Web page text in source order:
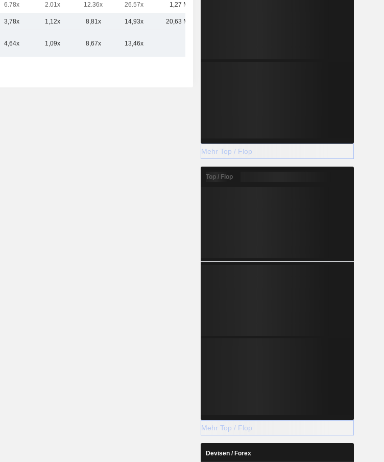
6.78x 2.01x 12.36x 26.57x 1,27 Mrd.
3,78x 1,12x 8,81x 14,93x 20,63 Mrd.
4,64x 1,09x 8,67x 13,46x
Mehr Top / Flop
Top / Flop
Mehr Top / Flop
Devisen / Forex